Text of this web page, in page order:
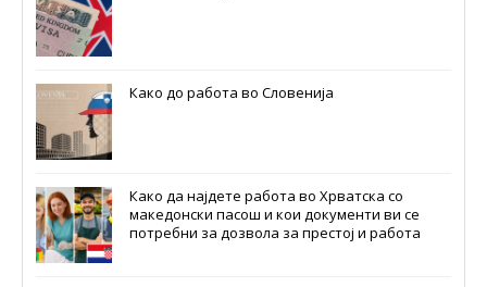
Како до работа во Словенија
Како да најдете работа во Хрватска со
македонски пасош и кои документи ви се
потребни за дозвола за престој и работа